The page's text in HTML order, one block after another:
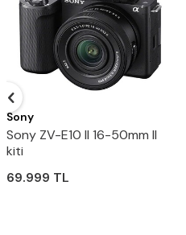
Sony
Sony ZV-E10 II 16-50mm II
kiti
69.999 TL